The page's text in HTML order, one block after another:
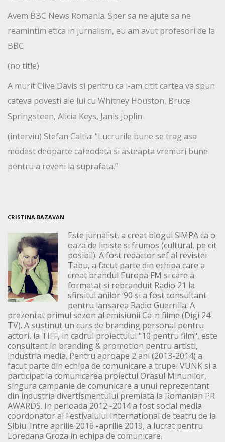
Avem BBC News Romania. Sper sa ne ajute sa ne
reamintim etica in jurnalism, eu am avut profesori de la
BBC
(no title)
A murit Clive Davis si pentru ca i-am citit cartea va spun
cateva povesti ale lui cu Whitney Houston, Bruce
Springsteen, Alicia Keys, Janis Joplin
(interviu) Stefan Caltia: “Lucrurile bune se trag asa
modest deoparte cateodata si asteapta vremuri bune
pentru a reveni la suprafata.”
CRISTINA BAZAVAN
Este jurnalist, a creat blogul S!MPA ca o
oaza de liniste si frumos (cultural, pe cit
posibil). A fost redactor sef al revistei
Tabu, a facut parte din echipa care a
creat brandul Europa FM si care a
formatat si rebranduit Radio 21 la
sfirsitul anilor ‘90 si a fost consultant
pentru lansarea Radio Guerrilla. A
prezentat primul sezon al emisiunii Ca-n filme (Digi 24
TV). A sustinut un curs de branding personal pentru
actori, la TIFF, in cadrul proiectului "10 pentru film", este
consultant in branding & promotion pentru artisti,
industria media. Pentru aproape 2 ani (2013-2014) a
facut parte din echipa de comunicare a trupei VUNK si a
participat la comunicarea proiectul Orasul Minunilor,
singura campanie de comunicare a unui reprezentant
din industria divertismentului premiata la Romanian PR
AWARDS. In perioada 2012 -2014 a fost social media
coordonator al Festivalului International de teatru de la
Sibiu. Intre aprilie 2016 -aprilie 2019, a lucrat pentru
Loredana Groza in echipa de comunicare.